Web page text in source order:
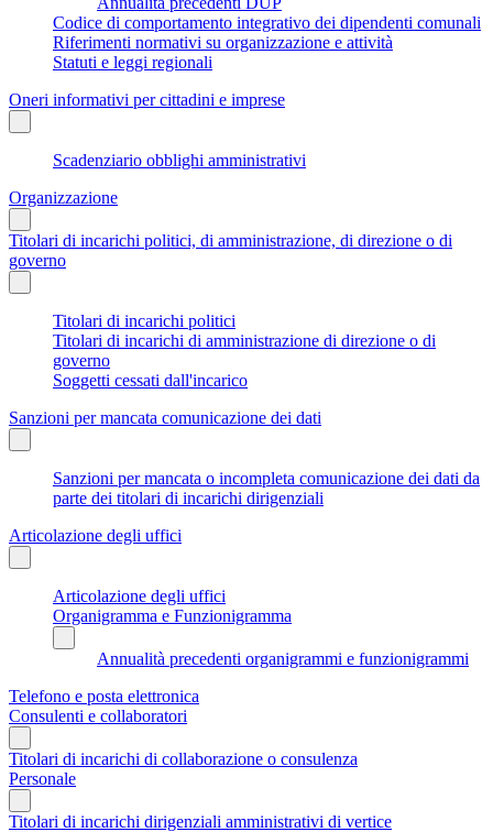
Codice di comportamento integrativo dei dipendenti comunali
Riferimenti normativi su organizzazione e attività
Statuti e leggi regionali
Oneri informativi per cittadini e imprese
Scadenziario obblighi amministrativi
Organizzazione
Titolari di incarichi politici, di amministrazione, di direzione o di
governo
Titolari di incarichi politici
Titolari di incarichi di amministrazione di direzione o di
governo
Soggetti cessati dall'incarico
Sanzioni per mancata comunicazione dei dati
Sanzioni per mancata o incompleta comunicazione dei dati da
parte dei titolari di incarichi dirigenziali
Articolazione degli uffici
Articolazione degli uffici
Organigramma e Funzionigramma
Annualità precedenti organigrammi e funzionigrammi
Telefono e posta elettronica
Consulenti e collaboratori
Titolari di incarichi di collaborazione o consulenza
Personale
Titolari di incarichi dirigenziali amministrativi di vertice